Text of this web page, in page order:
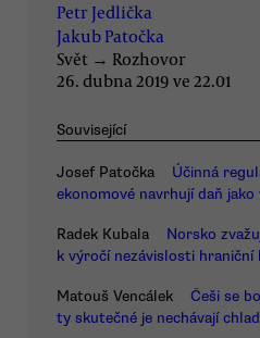
Petr Jedlička
Jakub Patočka
Svět → Rozhovor
26. dubna 2019 ve 22.01
Související
Josef Patočka
Účinná
ekonomové navrhují daň jako
Radek Kubala
Norsko
k výročí nezávislosti hraniční
Matouš Vencálek
Češi se
ty skutečné je nechávají